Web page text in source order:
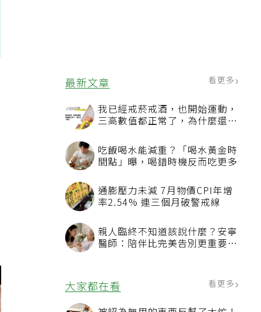
最新文章 看更多
我已經戒菸戒酒，也開始運動，
三高數值都正常了，為什麼還不
吃飯喝水能減重？「喝水黃金時
間點」曝，喝錯時機反而吃更多
通膨壓力未減 7月物價CPI年增
率2.54% 連三個月破警戒線
親人臨終不知道該說什麼？安寧
醫師：陪伴比完美告別更重要，
大家都在看